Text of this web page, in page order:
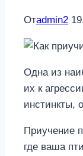
Отadmin2
Одна из
их к
инстинкты,
Приучение
где ваша